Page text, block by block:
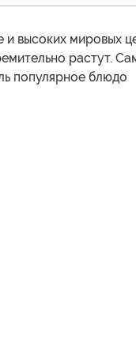
и высоких мировых
растут.
популярное блюдо